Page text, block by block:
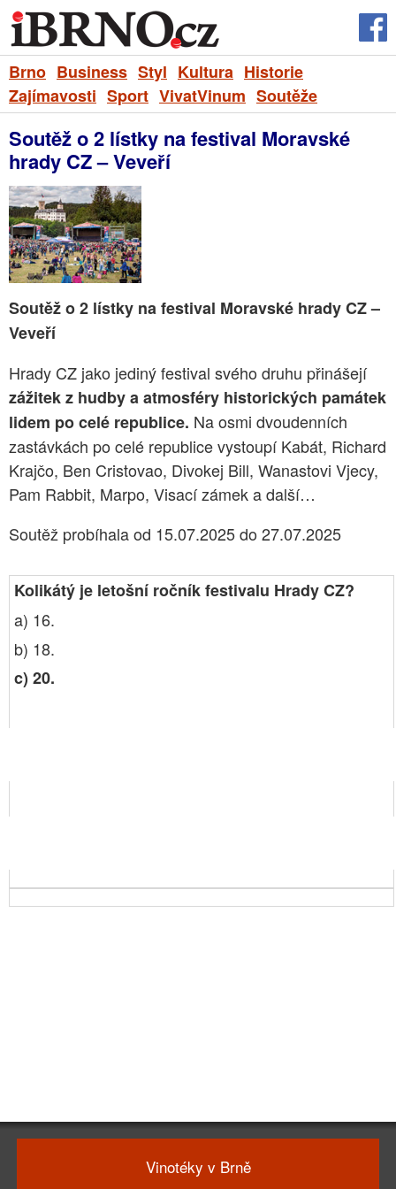
Brno Business Styl Kultura Historie
Zajímavosti Sport VivatVinum Soutěže
Soutěž o 2 lístky na festival Moravské
hrady CZ – Veveří
Soutěž o 2 lístky na festival Moravské hrady CZ –
Veveří
Hrady CZ jako jediný festival svého druhu přinášejí
zážitek z hudby a atmosféry historických památek
lidem po celé republice. Na osmi dvoudenních
zastávkách po celé republice vystoupí Kabát, Richard
Krajčo, Ben Cristovao, Divokej Bill, Wanastovi Vjecy,
Pam Rabbit, Marpo, Visací zámek a další…
Soutěž probíhala od 15.07.2025 do 27.07.2025
Kolikátý je letošní ročník festivalu Hrady CZ?
a) 16.
b) 18.
c) 20.
Vinotéky v Brně